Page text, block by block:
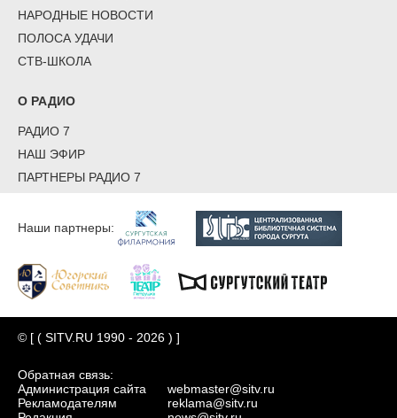
НАРОДНЫЕ НОВОСТИ
ПОЛОСА УДАЧИ
СТВ-ШКОЛА
О РАДИО
РАДИО 7
НАШ ЭФИР
ПАРТНЕРЫ РАДИО 7
Наши партнеры:
© [ ( SITV.RU 1990 - 2026 ) ]
Обратная связь:
Администрация сайта
Рекламодателям
webmaster@sitv.ru
reklama@sitv.ru